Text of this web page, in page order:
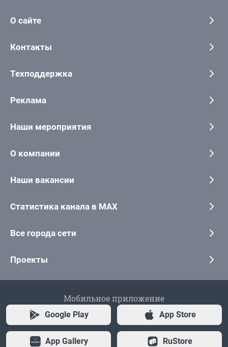
О сайте
Контакты
Техподдержка
Реклама
Наши мероприятия
О компании
Наши вакансии
Статистика канала в MAX
Все города сети
Проекты
Мобильное приложение
Google Play App Store
App Gallery RuStore